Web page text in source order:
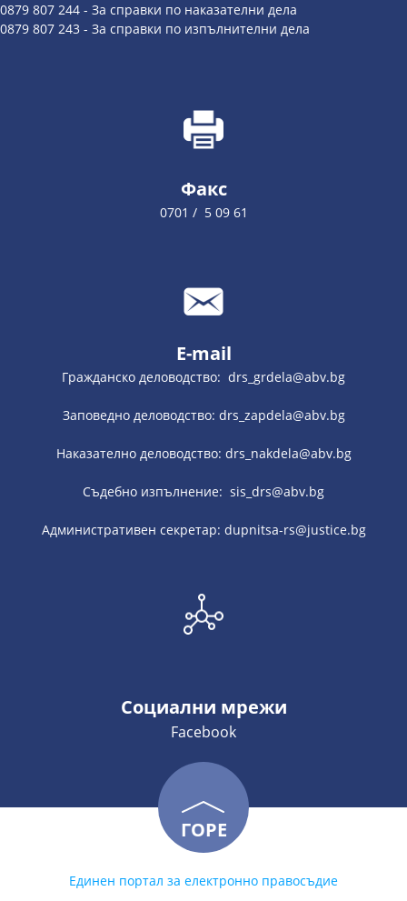
0879 807 244 - За справки по наказателни дела
0879 807 243 - За справки по изпълнителни дела
Факс
0701 / 5 09 61
E-mail
Гражданско деловодство: drs_grdela@abv.bg
Заповедно деловодство: drs_zapdela@abv.bg
Наказателно деловодство: drs_nakdela@abv.bg
Съдебно изпълнение: sis_drs@abv.bg
Административен секретар: dupnitsa-rs@justice.bg
Социални мрежи
Facebook
ГОРЕ
Единен портал за електронно правосъдие